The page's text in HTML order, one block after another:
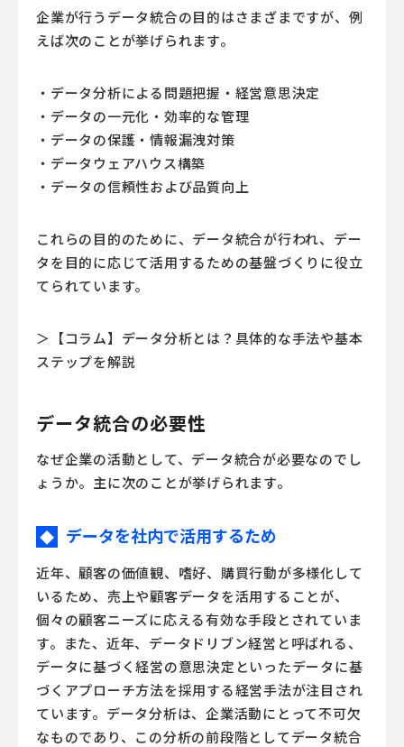
企業が行うデータ統合の目的はさまざまですが、例
えば次のことが挙げられます。
・データ分析による問題把握・経営意思決定
・データの一元化・効率的な管理
・データの保護・情報漏洩対策
・データウェアハウス構築
・データの信頼性および品質向上
これらの目的のために、データ統合が行われ、デー
タを目的に応じて活用するための基盤づくりに役立
てられています。
＞【コラム】データ分析とは？具体的な手法や基本
ステップを解説
データ統合の必要性
なぜ企業の活動として、データ統合が必要なのでし
ょうか。主に次のことが挙げられます。
◆ データを社内で活用するため
近年、顧客の価値観、嗜好、購買行動が多様化して
いるため、売上や顧客データを活用することが、
個々の顧客ニーズに応える有効な手段とされていま
す。また、近年、データドリブン経営と呼ばれる、
データに基づく経営の意思決定といったデータに基
づくアプローチ方法を採用する経営手法が注目され
ています。データ分析は、企業活動にとって不可欠
なものであり、この分析の前段階としてデータ統合